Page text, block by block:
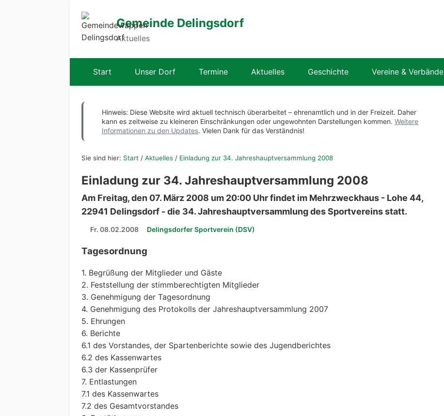
Gemeinde Delingsdorf
Aktuelles
Start Unser Dorf Termine Aktuelles Geschichte Vereine & Verbände
Hinweis: Diese Website wird aktuell technisch überarbeitet – ehrenamtlich und in der Freizeit. Daher
kann es zeitweise zu kleineren Einschränkungen oder ungewohnten Darstellungen kommen. Weitere
Informationen zu den Updates. Vielen Dank für das Verständnis!
Sie sind hier: Start / Aktuelles / Einladung zur 34. Jahreshauptversammlung 2008
Einladung zur 34. Jahreshauptversammlung 2008
Am Freitag, den 07. März 2008 um 20:00 Uhr findet im Mehrzweckhaus - Lohe 44,
22941 Delingsdorf - die 34. Jahreshauptversammlung des Sportvereins statt.
Fr. 08.02.2008 Delingsdorfer Sportverein (DSV)
Tagesordnung
1. Begrüßung der Mitglieder und Gäste
2. Feststellung der stimmberechtigten Mitglieder
3. Genehmigung der Tagesordnung
4. Genehmigung des Protokolls der Jahreshauptversammlung 2007
5. Ehrungen
6. Berichte
6.1 des Vorstandes, der Spartenberichte sowie des Jugendberichtes
6.2 des Kassenwartes
6.3 der Kassenprüfer
7. Entlastungen
7.1 des Kassenwartes
7.2 des Gesamtvorstandes